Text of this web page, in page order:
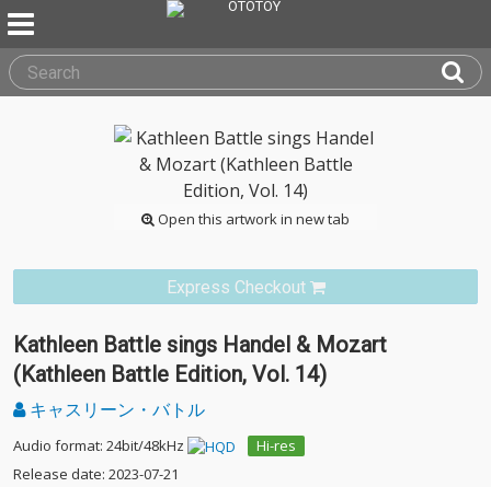
Open this artwork in new tab
Express Checkout
Kathleen Battle sings Handel & Mozart
(Kathleen Battle Edition, Vol. 14)
キャスリーン・バトル
Audio format: 24bit/48kHz
Hi-res
Release date: 2023-07-21